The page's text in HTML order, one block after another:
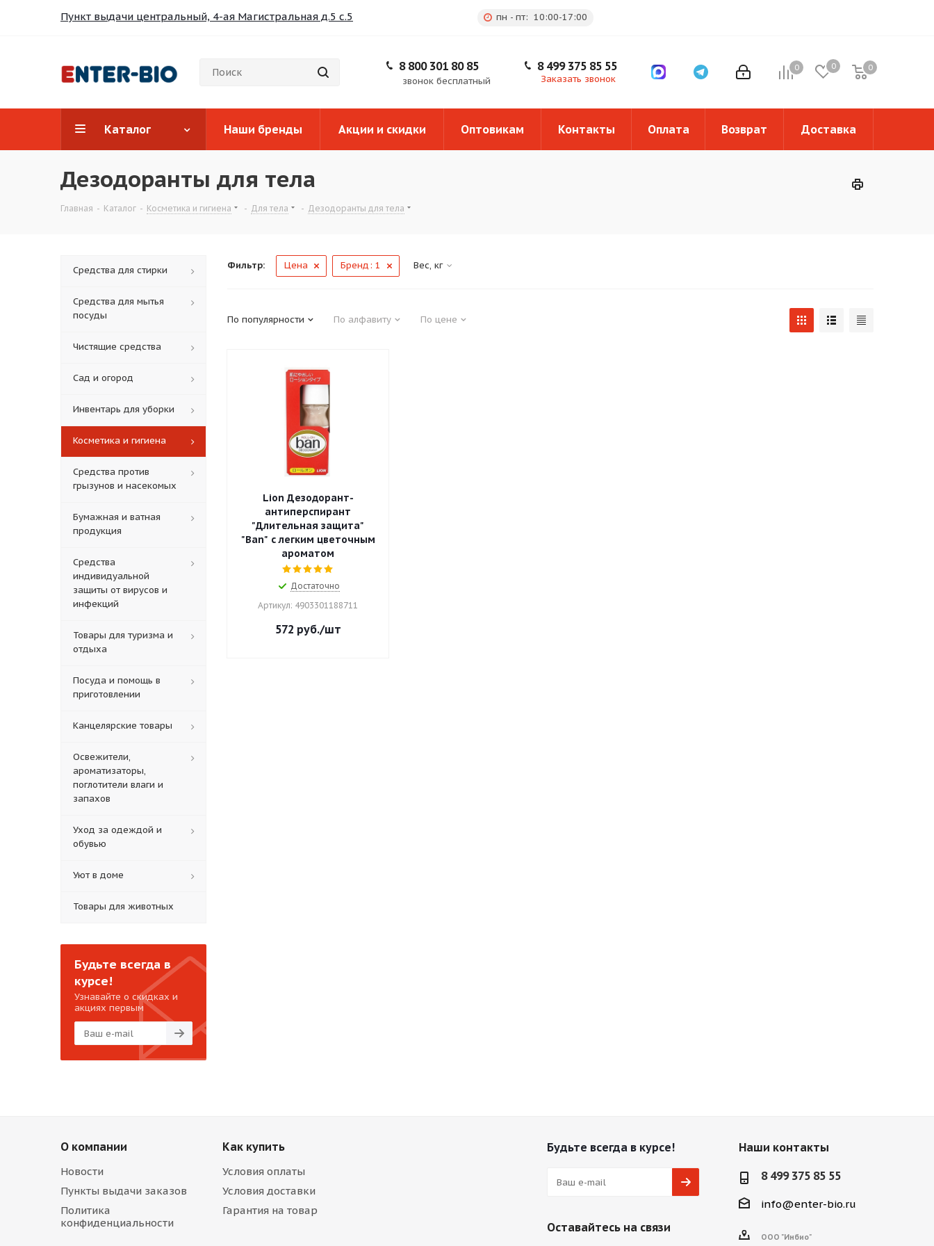
Пункт выдачи центральный, 4-ая Магистральная д.5 с.5 пн - пт: 10:00-17:00
0 0 0
0
8 800 301 80 85
звонок бесплатный
8 499 375 85 55
Заказать звонок
Каталог Наши бренды Акции и скидки Оптовикам Контакты Оплата Возврат Доставка
Дезодоранты для тела
Главная - Каталог - Косметика и гигиена - Для тела - Дезодоранты для тела
Фильтр: Цена Бренд: 1 Вес, кг
По популярности По алфавиту По цене
Lion Дезодорант-
антиперспирант
"Длительная защита"
"Ban" с легким цветочным
ароматом
Достаточно
Артикул: 4903301188711
572 руб./шт
Средства для стирки
Средства для мытья
посуды
Чистящие средства
Сад и огород
Инвентарь для уборки
Косметика и гигиена
Средства против
грызунов и насекомых
Бумажная и ватная
продукция
Средства
индивидуальной
защиты от вирусов и
инфекций
Товары для туризма и
отдыха
Посуда и помощь в
приготовлении
Канцелярские товары
Освежители,
ароматизаторы,
поглотители влаги и
запахов
Уход за одеждой и
обувью
Уют в доме
Товары для животных
Будьте всегда в
курсе!
Узнавайте о скидках и
акциях первым
О компании
Новости
Пункты выдачи заказов
Политика
конфиденциальности
Как купить
Условия оплаты
Условия доставки
Гарантия на товар
Будьте всегда в курсе!
Оставайтесь на связи
Наши контакты
8 499 375 85 55
info@enter-bio.ru
ООО "Инбио"